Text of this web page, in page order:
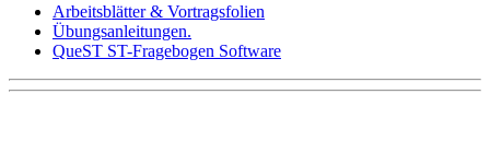
Arbeitsblätter & Vortragsfolien
Übungsanleitungen.
QueST ST-Fragebogen Software